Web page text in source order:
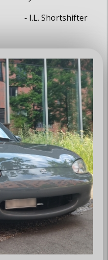
- I.L. Shortshifter